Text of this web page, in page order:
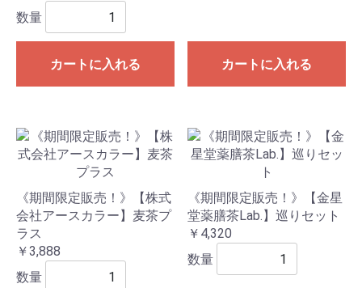
数量
カートに入れる カートに入れる
《期間限定販売！》【株式
会社アースカラー】麦茶プ
ラス
￥3,888
数量
《期間限定販売！》【金星
堂薬膳茶Lab.】巡りセット
￥4,320
数量